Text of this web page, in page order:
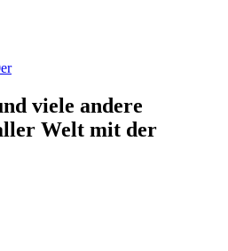
viele andere
Welt mit der